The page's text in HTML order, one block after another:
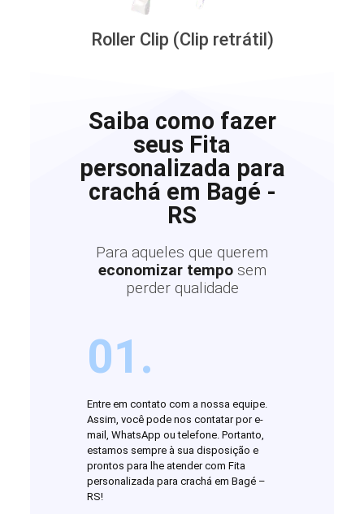
Roller Clip (Clip retrátil)
Saiba como fazer
seus Fita
personalizada para
crachá em Bagé -
RS
Para aqueles que querem
economizar tempo sem
perder qualidade
01.
Entre em contato com a nossa equipe.
Assim, você pode nos contatar por e-
mail, WhatsApp ou telefone. Portanto,
estamos sempre à sua disposição e
prontos para lhe atender com Fita
personalizada para crachá em Bagé –
RS!